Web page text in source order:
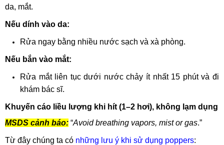
da, mắt.
Nếu dính vào da:
Rửa ngay bằng nhiều nước sạch và xà phòng.
Nếu bắn vào mắt:
Rửa mắt liên tục dưới nước chảy ít nhất 15 phút và đi
khám bác sĩ.
Khuyến cáo liều lượng khi hít (1–2 hơi), không lạm dụng
MSDS cảnh báo: “Avoid breathing vapors, mist or gas.”
Từ đây chúng ta có những lưu ý khi sử dụng poppers: